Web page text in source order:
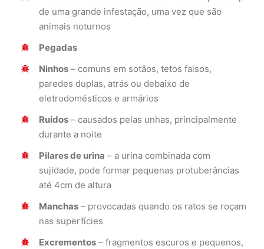
de uma grande infestação, uma vez que são
animais noturnos
Pegadas
Ninhos – comuns em sotãos, tetos falsos,
paredes duplas, atrás ou debaixo de
eletrodomésticos e armários
Ruídos – causados pelas unhas, principalmente
durante a noite
Pilares de urina – a urina combinada com
sujidade, pode formar pequenas protuberâncias
até 4cm de altura
Manchas – provocadas quando os ratos se roçam
nas superfícies
Excrementos – fragmentos escuros e pequenos,